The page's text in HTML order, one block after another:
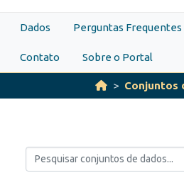
Dados Perguntas Frequentes
Contato Sobre o Portal
Conjuntos